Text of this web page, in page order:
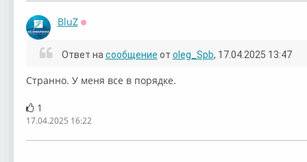
BluZ
Ответ на сообщение от oleg_Spb, 17.04.2025 13:47
Странно. У меня все в порядке.
1
17.04.2025 16:22